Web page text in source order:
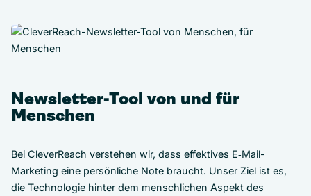
Newsletter-Tool von und für
Menschen
Bei CleverReach verstehen wir, dass effektives E‑Mail-
Marketing eine persönliche Note braucht. Unser Ziel ist es,
die Technologie hinter dem menschlichen Aspekt des